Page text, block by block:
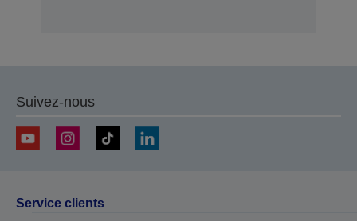
Suivez-nous
Service clients